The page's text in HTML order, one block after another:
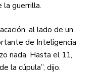
la guerrilla.
al lado de un
de Inteligencia
nada. Hasta el 11,
la cúpula”, dijo.